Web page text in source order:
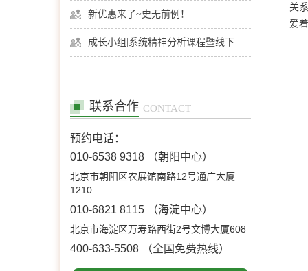
新优惠来了~史无前例！
成长小组|系统精神分析课程暨线下团体成长小组招募
联系合作 CONTACT
预约电话：
010-6538 9318
（朝阳中心）
北京市朝阳区农展馆南路12号通广大厦
1210
010-6821 8115 （海淀中心）
北京市海淀区万寿路西街2号文博大厦608
400-633-5508 （全国免费热线）
关
爱